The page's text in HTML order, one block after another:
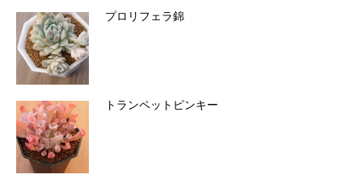
プロリフェラ錦
トランペットピンキー